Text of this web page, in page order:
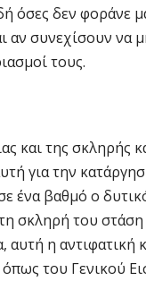
όσες δεν φοράνε
αν συνεχίσουν να
τους.
και της σκληρής
για την
ένα βαθμό ο
σκληρή του στάση
αυτή η αντιφατική
του Γενικού